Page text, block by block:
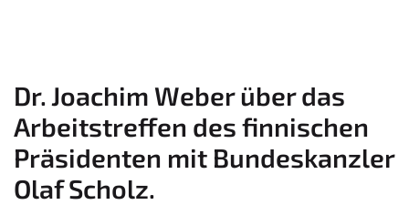
Dr. Joachim Weber über das
Arbeitstreffen des finnischen
Präsidenten mit Bundeskanzler
Olaf Scholz.